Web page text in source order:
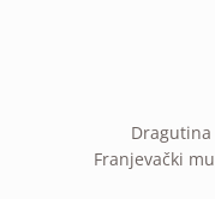
Franjevački